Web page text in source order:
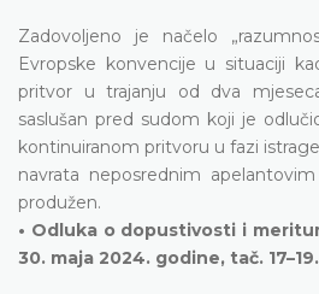
Zadovoljeno je načelo
Evropske konvencije u situaciji
pritvor u trajanju od dva
saslušan pred sudom koji je
kontinuiranom pritvoru u fazi
navrata neposrednim
produžen.
• Odluka o dopustivosti i
30. maja 2024. godine, tač. 17–19.